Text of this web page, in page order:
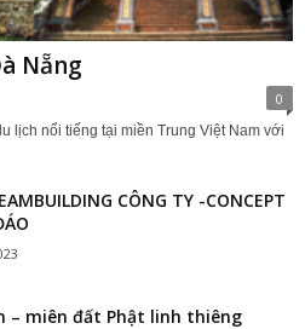
Nẵng
0
lịch nổi tiếng tại miền Trung Việt Nam với
CÔNG TY -CONCEPT
– miên đất Phật linh thiêng